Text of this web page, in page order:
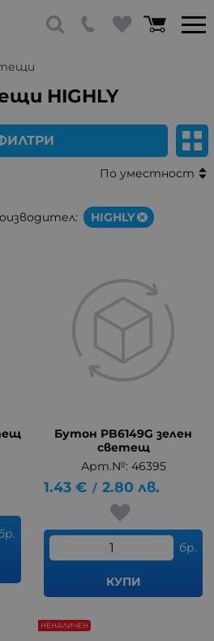
HIGHLY
По уместност
HIGHLY
Бутон PB6149G зелен
светещ
Арт.№: 46395
1.43 € / 2.80 лв.
бр.
КУПИ
НЕНАЛИЧЕН